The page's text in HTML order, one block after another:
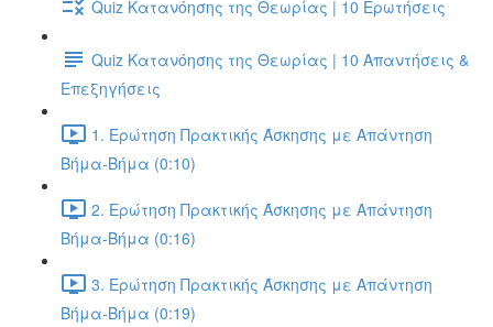
Quiz Κατανόησης της Θεωρίας | 10 Ερωτήσεις
Quiz Κατανόησης της Θεωρίας | 10 Απαντήσεις &
Επεξηγήσεις
1. Ερώτηση Πρακτικής Άσκησης με Απάντηση
Βήμα-Βήμα (0:10)
2. Ερώτηση Πρακτικής Άσκησης με Απάντηση
Βήμα-Βήμα (0:16)
3. Ερώτηση Πρακτικής Άσκησης με Απάντηση
Βήμα-Βήμα (0:19)